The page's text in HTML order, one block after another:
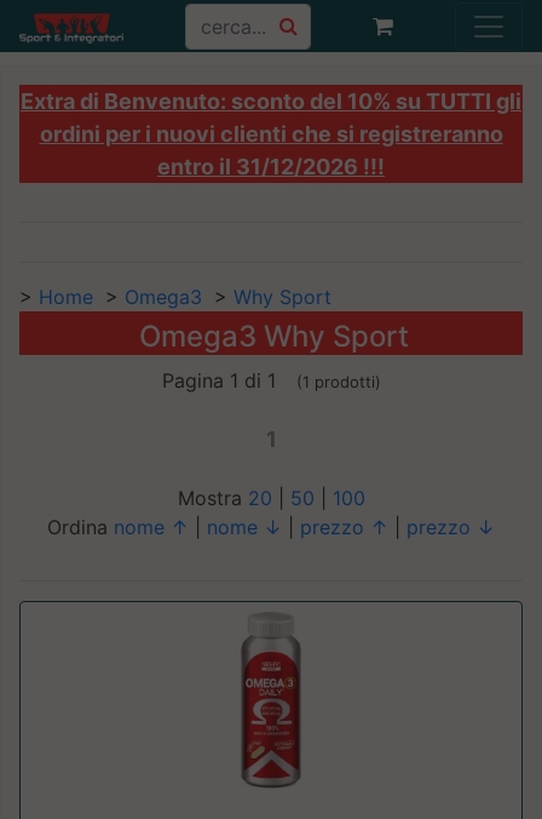
Extra di Benvenuto: sconto del 10% su TUTTI gli
ordini per i nuovi clienti che si registreranno
entro il 31/12/2026 !!!
> Home > Omega3 > Why Sport
Omega3 Why Sport
Pagina 1 di 1 (1 prodotti)
1
Mostra 20 50
100
Ordina nome ↑ nome ↓ prezzo ↑ prezzo ↓